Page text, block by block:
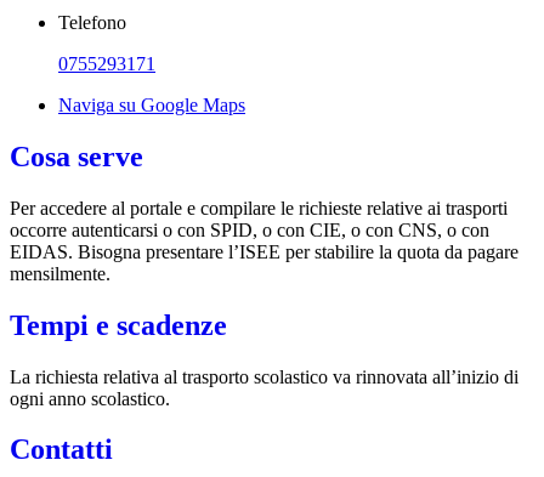
Telefono
0755293171
Naviga su Google Maps
Cosa serve
Per accedere al portale e compilare le richieste relative ai trasporti
occorre autenticarsi o con SPID, o con CIE, o con CNS, o con
EIDAS. Bisogna presentare l’ISEE per stabilire la quota da pagare
mensilmente.
Tempi e scadenze
La richiesta relativa al trasporto scolastico va rinnovata all’inizio di
ogni anno scolastico.
Contatti